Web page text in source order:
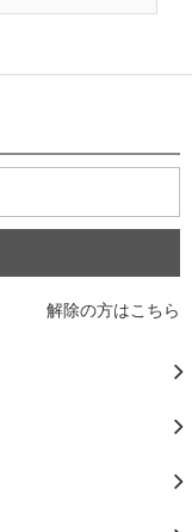
解除の方はこちら